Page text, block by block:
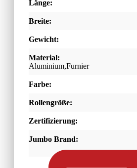
Länge:
Breite:
Gewicht:
Material:
Aluminium,Furnier
Farbe:
Rollengröße:
Zertifizierung:
Jumbo Brand: